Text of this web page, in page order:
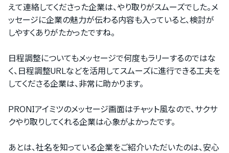
『PRONIアイミツ』
『PRONIアイミツメンバーズ』
えて連絡してくださった企業は、やり取りがスムーズでした。メ
ッセージに企業の魅力が伝わる内容も入っていると、検討が
しやすくありがたかったですね。
日程調整についてもメッセージで何度もラリーするのではな
く、日程調整URLなどを活用してスムーズに進行できる工夫を
してくださる企業は、非常に助かります。
PRONIアイミツのメッセージ画面はチャット風なので、サクサ
クやり取りしてくれる企業は心象がよかったです。
あとは、社名を知っている企業をご紹介いただいたのは、安心